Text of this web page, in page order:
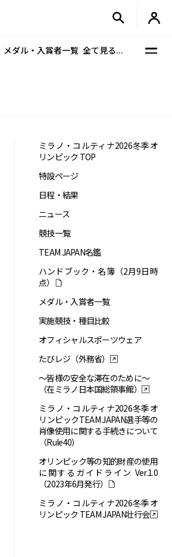
メダル・入賞者一覧 全て見る...
ミラノ・コルティナ2026冬季オ
リンピック TOP
特設ページ
日程・結果
ニュース
競技一覧
TEAM JAPAN名鑑
ハンドブック・名簿（2月9日時
点）
メダル・入賞者一覧
実施競技・種目比較
オフィシャルスポーツウェア
たびレジ（外務省）
～皆様の安全な滞在のために～
（在ミラノ日本国総領事館）
ミラノ・コルティナ2026冬季オ
リンピックTEAM JAPAN選手等の
肖像使用に関する手続きについて
（Rule40）
オリンピック等の知的財産の使用
に関するガイドライン Ver.1.0
（2023年6月発行）
ミラノ・コルティナ2026冬季オ
リンピック TEAM JAPAN壮行会